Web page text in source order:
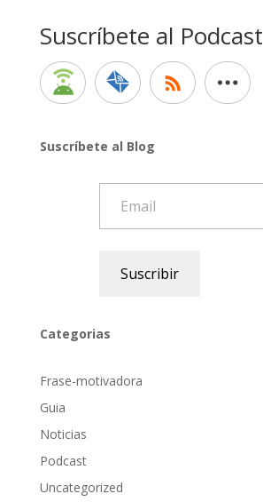
Suscríbete al Podcast
Suscríbete al Blog
Suscribir
Categorias
Frase-motivadora
Guia
Noticias
Podcast
Uncategorized